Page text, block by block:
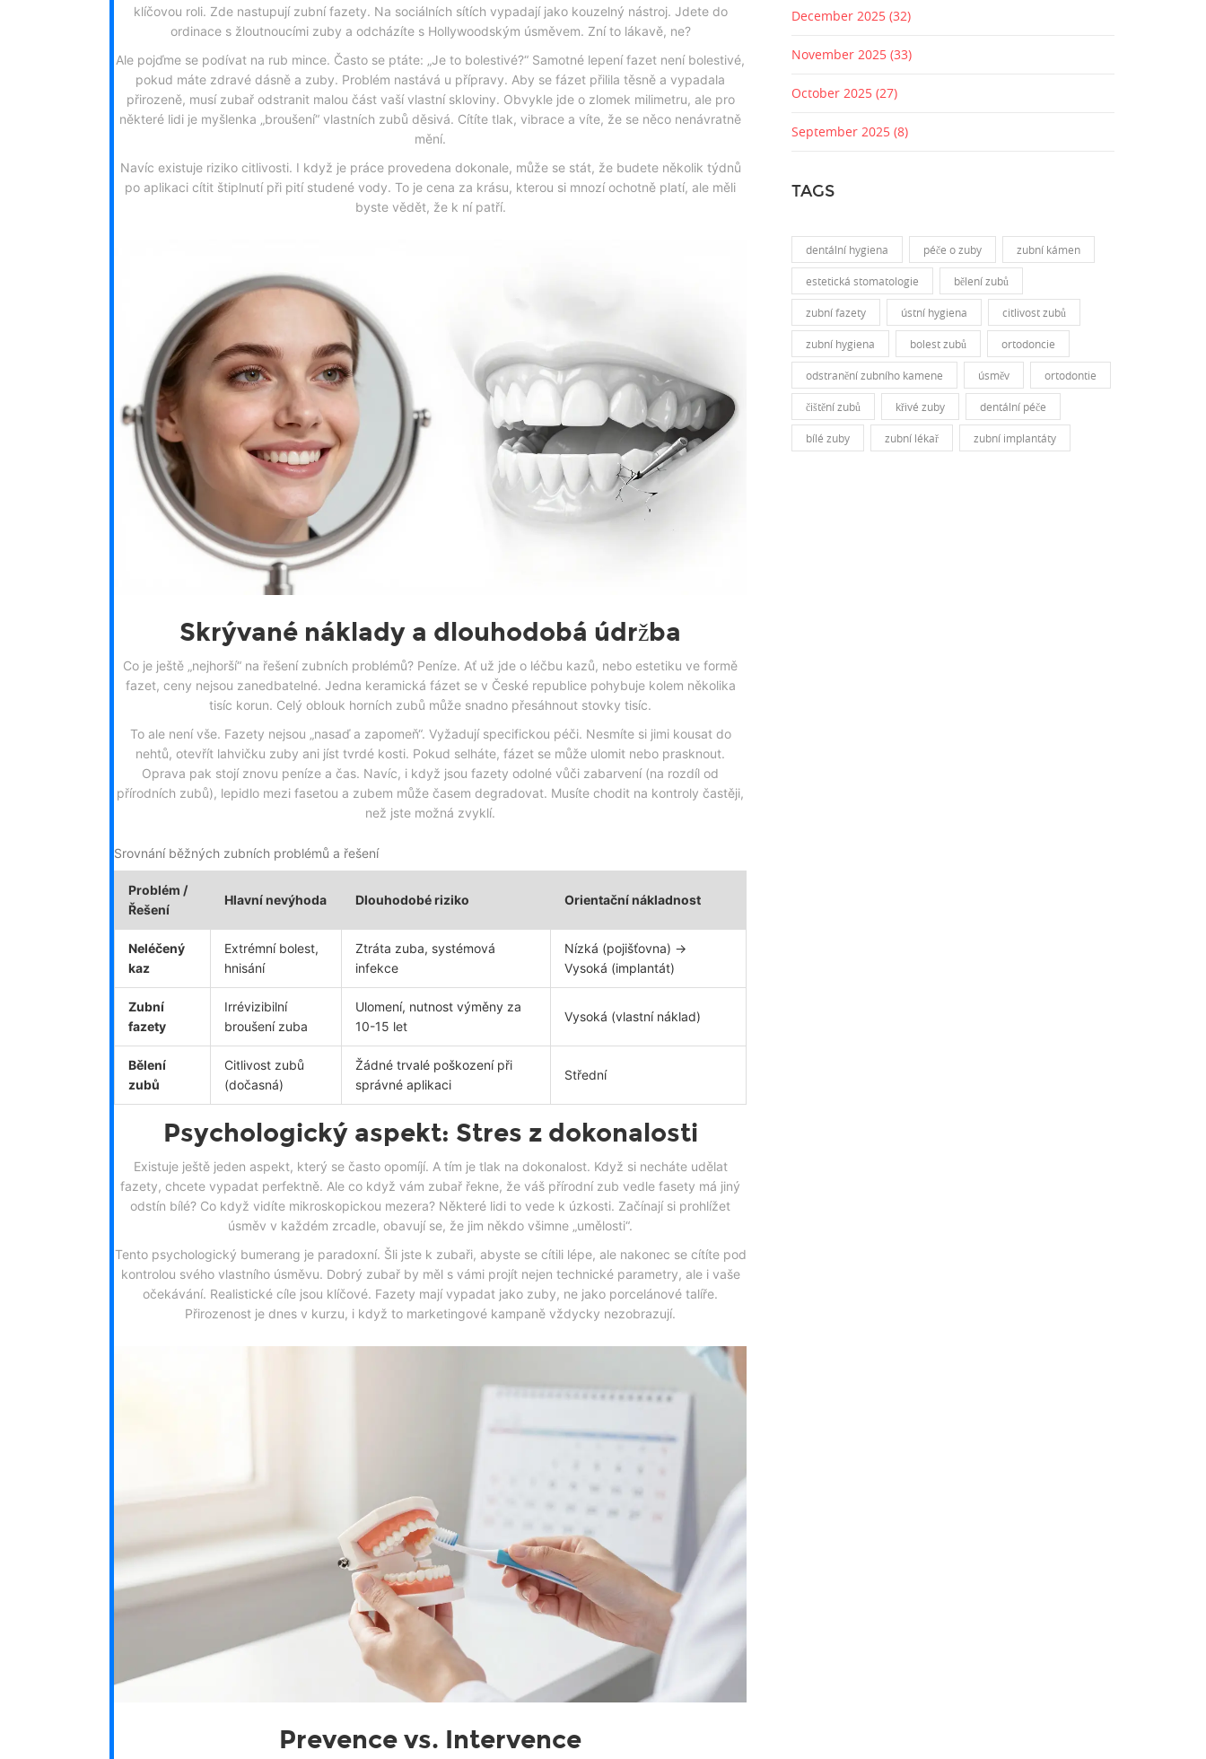
klíčovou roli. Zde nastupují zubní fazety. Na sociálních sítích vypadají jako kouzelný nástroj. Jdete do
ordinace s žloutnoucími zuby a odcházíte s Hollywoodským úsměvem. Zní to lákavě, ne?
Ale pojďme se podívat na rub mince. Často se ptáte: „Je to bolestivé?“ Samotné lepení fazet není bolestivé,
pokud máte zdravé dásně a zuby. Problém nastává u přípravy. Aby se fázet přilila těsně a vypadala
přirozeně, musí zubař odstranit malou část vaší vlastní skloviny. Obvykle jde o zlomek milimetru, ale pro
některé lidi je myšlenka „broušení“ vlastních zubů děsivá. Cítíte tlak, vibrace a víte, že se něco nenávratně
mění.
Navíc existuje riziko citlivosti. I když je práce provedena dokonale, může se stát, že budete několik týdnů
po aplikaci cítit štiplnutí při pití studené vody. To je cena za krásu, kterou si mnozí ochotně platí, ale měli
byste vědět, že k ní patří.
Skrývané náklady a dlouhodobá údržba
Co je ještě „nejhorší“ na řešení zubních problémů? Peníze. Ať už jde o léčbu kazů, nebo estetiku ve formě
fazet, ceny nejsou zanedbatelné. Jedna keramická fázet se v České republice pohybuje kolem několika
tisíc korun. Celý oblouk horních zubů může snadno přesáhnout stovky tisíc.
To ale není vše. Fazety nejsou „nasaď a zapomeň“. Vyžadují specifickou péči. Nesmíte si jimi kousat do
nehtů, otevřít lahvičku zuby ani jíst tvrdé kosti. Pokud selháte, fázet se může ulomit nebo prasknout.
Oprava pak stojí znovu peníze a čas. Navíc, i když jsou fazety odolné vůči zabarvení (na rozdíl od
přírodních zubů), lepidlo mezi fasetou a zubem může časem degradovat. Musíte chodit na kontroly častěji,
než jste možná zvyklí.
Srovnání běžných zubních problémů a řešení
Problém /
Řešení
Hlavní nevýhoda Dlouhodobé riziko Orientační nákladnost
Neléčený
kaz
Extrémní bolest,
hnisání
Ztráta zuba, systémová
infekce
Nízká (pojišťovna) →
Vysoká (implantát)
Zubní
fazety
Irrévizibilní
broušení zuba
Ulomení, nutnost výměny za
10-15 let
Vysoká (vlastní náklad)
Bělení
zubů
Citlivost zubů
(dočasná)
Žádné trvalé poškození při
správné aplikaci
Střední
Psychologický aspekt: Stres z dokonalosti
Existuje ještě jeden aspekt, který se často opomíjí. A tím je tlak na dokonalost. Když si necháte udělat
fazety, chcete vypadat perfektně. Ale co když vám zubař řekne, že váš přírodní zub vedle fasety má jiný
odstín bílé? Co když vidíte mikroskopickou mezera? Některé lidi to vede k úzkosti. Začínají si prohlížet
úsměv v každém zrcadle, obavují se, že jim někdo všimne „umělosti“.
Tento psychologický bumerang je paradoxní. Šli jste k zubaři, abyste se cítili lépe, ale nakonec se cítíte pod
kontrolou svého vlastního úsměvu. Dobrý zubař by měl s vámi projít nejen technické parametry, ale i vaše
očekávání. Realistické cíle jsou klíčové. Fazety mají vypadat jako zuby, ne jako porcelánové talíře.
Přirozenost je dnes v kurzu, i když to marketingové kampaně vždycky nezobrazují.
Prevence vs. Intervence
December 2025 (32)
November 2025 (33)
October 2025 (27)
September 2025 (8)
TAGS
dentální hygiena péče o zuby zubní kámen
estetická stomatologie bělení zubů
zubní fazety ústní hygiena citlivost zubů
zubní hygiena bolest zubů ortodoncie
odstranění zubního kamene úsměv ortodontie
čištění zubů křivé zuby dentální péče
bílé zuby zubní lékař zubní implantáty